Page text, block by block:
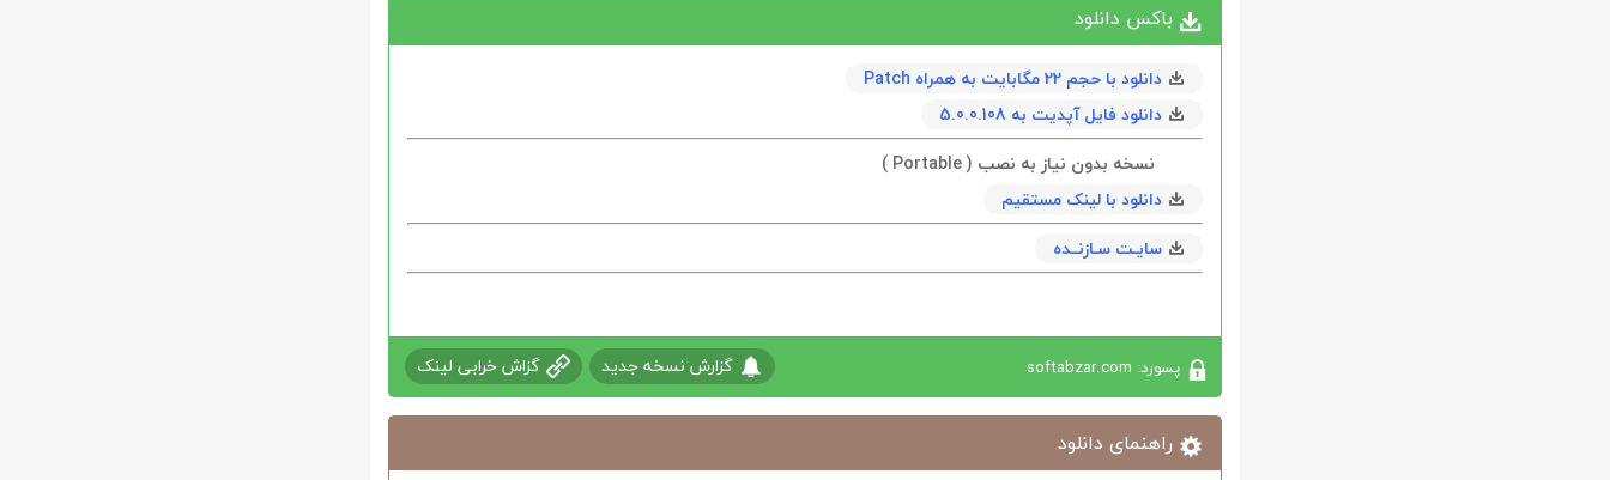
باکس دانلود
دانلود با حجم 22 مگابایت به همراه Patch
دانلود فایل آپدیت به 5.0.0.108
نسخه بدون نیاز به نصب ( Portable )
دانلود با لینک مستقیم
سایـت سـازنــده
پسورد: softabzar.com گزارش نسخه جدید گزاش خرابی لینک
راهنمای دانلود